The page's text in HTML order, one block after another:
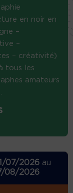
en noir en
–
–
– créativité)
tous les
amateurs
07/2026 au
08/2026